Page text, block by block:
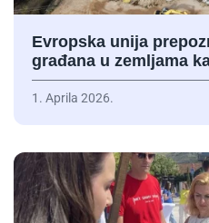
Evropska unija
građana u zemljama
1. Aprila 2026.